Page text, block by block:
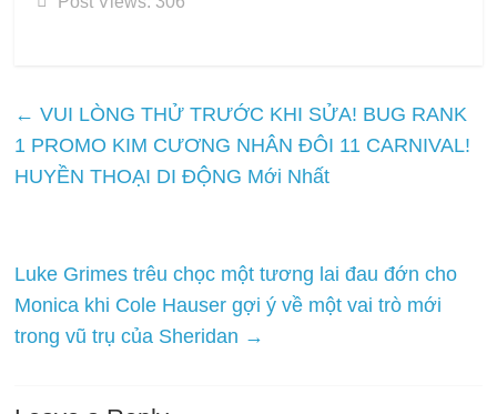
← VUI LÒNG THỬ TRƯỚC KHI SỬA! BUG RANK
1 PROMO KIM CƯƠNG NHÂN ĐÔI 11 CARNIVAL!
HUYỀN THOẠI DI ĐỘNG Mới Nhất
Luke Grimes trêu chọc một tương lai đau đớn cho
Monica khi Cole Hauser gợi ý về một vai trò mới
trong vũ trụ của Sheridan →